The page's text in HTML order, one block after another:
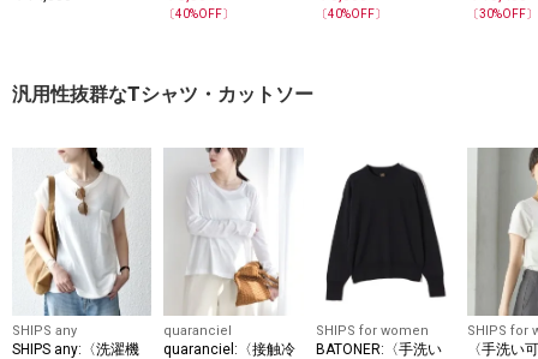
スリーブ TEE
〔40%OFF〕
ック ロンTEE
〔40%OFF〕
ック
〔30%OFF〕
汎用性抜群なTシャツ・カットソー
SHIPS any
SHIPS any:〈洗濯機
quaranciel
quaranciel:〈接触冷
SHIPS for women
BATONER:〈手洗い
SHIPS for
〈手洗い